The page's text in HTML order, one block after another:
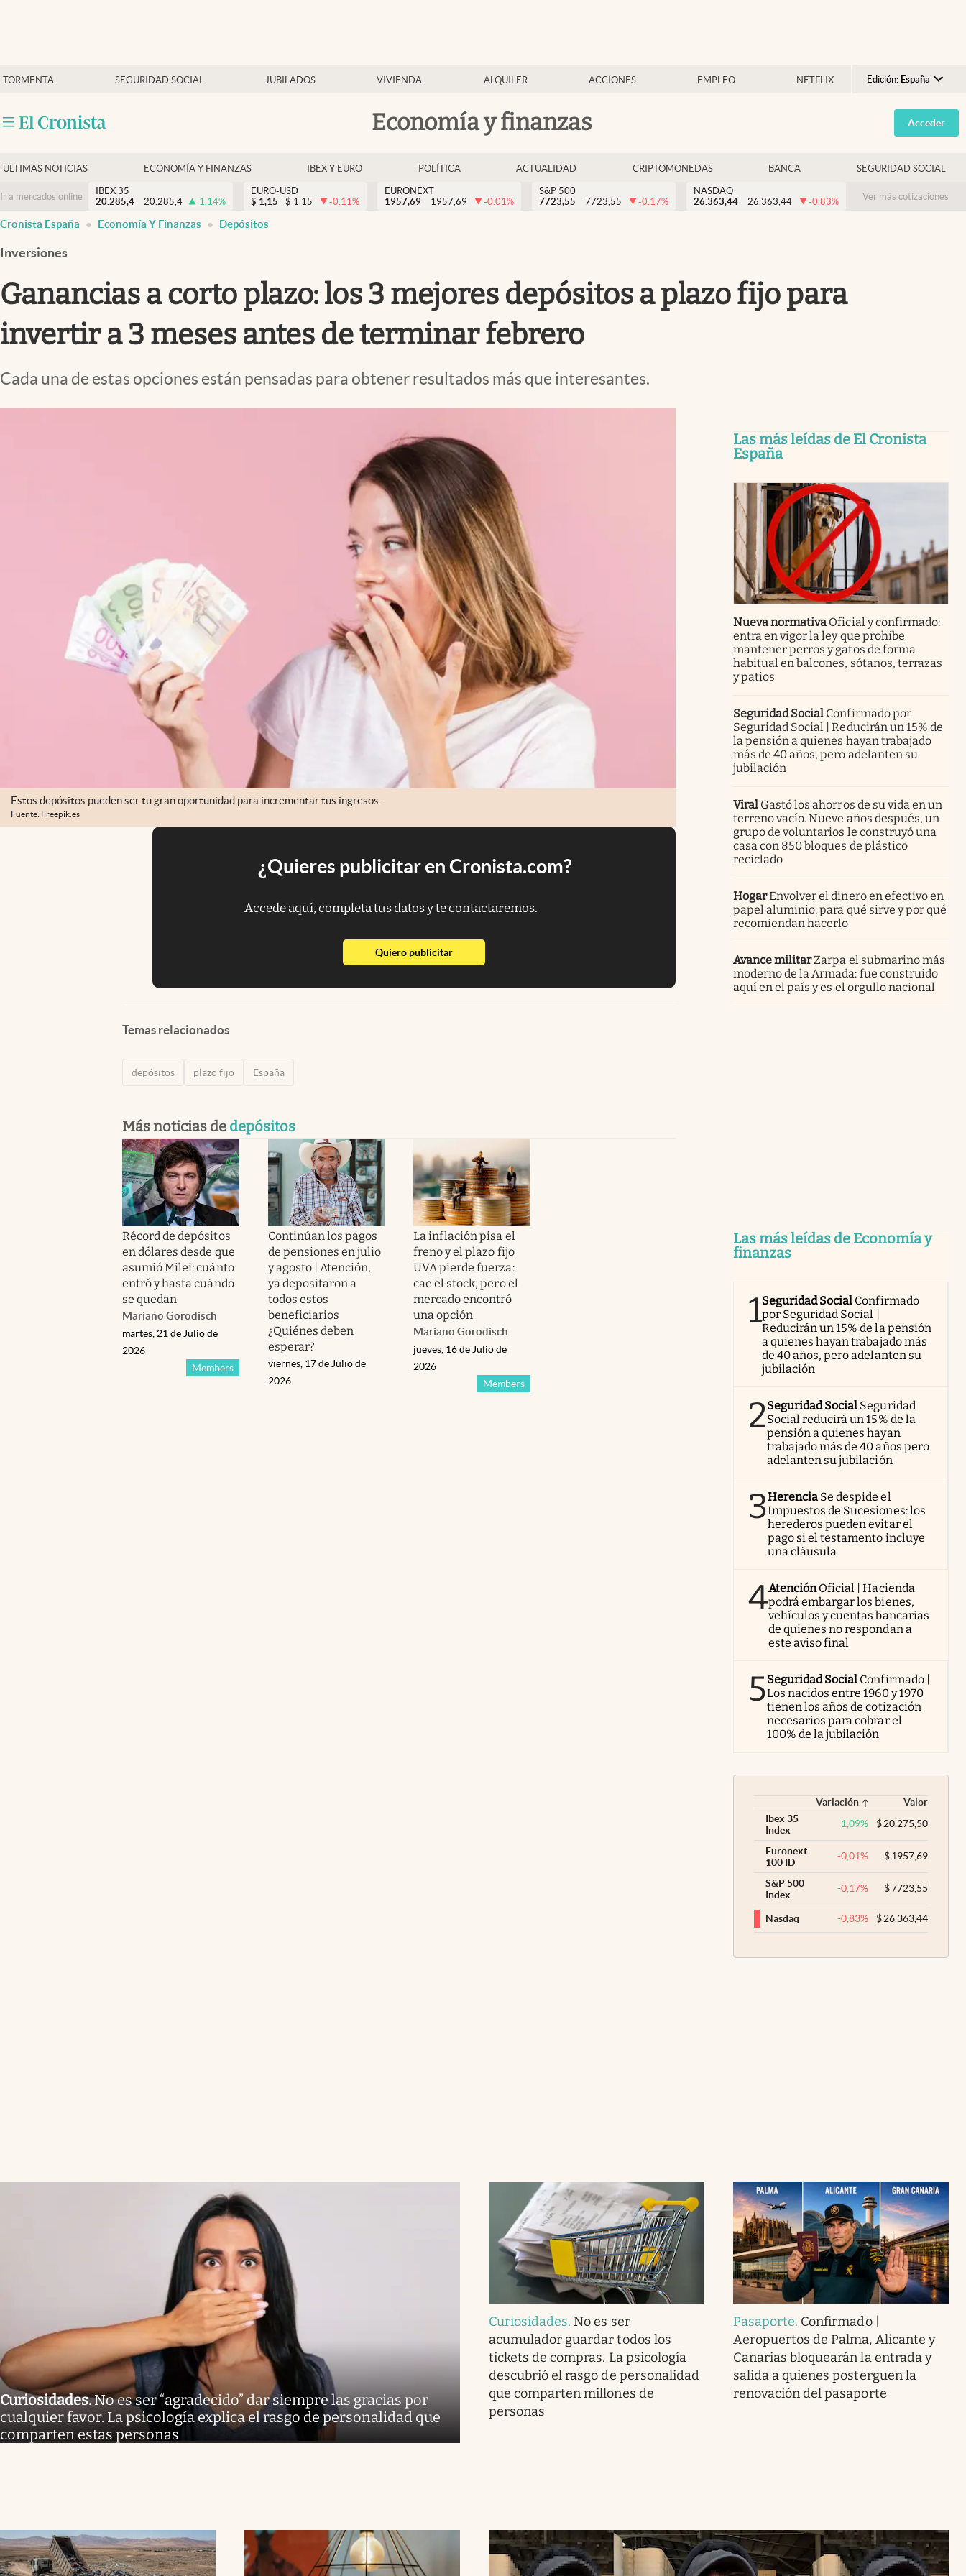
TORMENTA SEGURIDAD SOCIAL JUBILADOS VIVIENDA ALQUILER ACCIONES EMPLEO NETFLIX Edición: España
Argentina
España
USA
Colombia
Economía y finanzas
Economía y finanzas
Criptomonedas
Acceder
ULTIMAS NOTICIAS ECONOMÍA Y FINANZAS IBEX Y EURO POLÍTICA ACTUALIDAD CRIPTOMONEDAS BANCA SEGURIDAD SOCIAL
Ir a mercados online
IBEX 35
20.285,4
20.285,4 1.14%
EURO-USD
$ 1,15 $ 1,15 -0.11%
EURONEXT
1957,69
1957,69 -0.01%
S&P 500
7723,55
7723,55 -0.17%
NASDAQ
26.363,44
26.363,44 -0.83% Ver más cotizaciones
Cronista España Economía Y Finanzas Depósitos
Inversiones
Ganancias a corto plazo: los 3 mejores depósitos a plazo fijo para
invertir a 3 meses antes de terminar febrero
Cada una de estas opciones están pensadas para obtener resultados más que interesantes.
Estos depósitos pueden ser tu gran oportunidad para incrementar tus ingresos.
Fuente: Freepik.es
¿Quieres publicitar en Cronista.com?
Accede aquí, completa tus datos y te contactaremos.
Quiero publicitarabre en nueva pestaña
Temas relacionados
depósitos plazo fijo España
Más noticias de depósitos
Récord de depósitos
en dólares desde que
asumió Milei: cuánto
entró y hasta cuándo
se quedan
Mariano Gorodisch
Members
martes, 21 de Julio de
2026
Continúan los pagos
de pensiones en julio
y agosto | Atención,
ya depositaron a
todos estos
beneficiarios
¿Quiénes deben
esperar?
viernes, 17 de Julio de
2026
La inflación pisa el
freno y el plazo fijo
UVA pierde fuerza:
cae el stock, pero el
mercado encontró
una opción
Mariano Gorodisch
Members
jueves, 16 de Julio de
2026
Las más leídas de El Cronista
España
Nueva normativa Oficial y confirmado:
entra en vigor la ley que prohíbe
mantener perros y gatos de forma
habitual en balcones, sótanos, terrazas
y patios
Seguridad Social Confirmado por
Seguridad Social | Reducirán un 15% de
la pensión a quienes hayan trabajado
más de 40 años, pero adelanten su
jubilación
Viral Gastó los ahorros de su vida en un
terreno vacío. Nueve años después, un
grupo de voluntarios le construyó una
casa con 850 bloques de plástico
reciclado
HogarEnvolver el dinero en efectivo en
papel aluminio: para qué sirve y por qué
recomiendan hacerlo
Avance militarZarpa el submarino más
moderno de la Armada: fue construido
aquí en el país y es el orgullo nacional
Las más leídas de Economía y
finanzas
1Seguridad Social Confirmado
por Seguridad Social |
Reducirán un 15% de la pensión
a quienes hayan trabajado más
de 40 años, pero adelanten su
jubilación
2Seguridad Social Seguridad
Social reducirá un 15% de la
pensión a quienes hayan
trabajado más de 40 años pero
adelanten su jubilación
3Herencia Se despide el
Impuestos de Sucesiones: los
herederos pueden evitar el
pago si el testamento incluye
una cláusula
4AtenciónOficial | Hacienda
podrá embargar los bienes,
vehículos y cuentas bancarias
de quienes no respondan a
este aviso final
5Seguridad Social Confirmado |
Los nacidos entre 1960 y 1970
tienen los años de cotización
necesarios para cobrar el
100% de la jubilación
Variación
Valor
Ibex 35
Index
1,09% $20.275,50
Euronext
100 ID
-0,01% $1957,69
S&P 500
Index
-0,17% $7723,55
Nasdaq -0,83% $26.363,44
Curiosidades.No es ser “agradecido” dar siempre las gracias por
cualquier favor. La psicología explica el rasgo de personalidad que
comparten estas personas
Curiosidades. No es ser
acumulador guardar todos los
tickets de compras. La psicología
descubrió el rasgo de personalidad
que comparten millones de
personas
Pasaporte. Confirmado |
Aeropuertos de Palma, Alicante y
Canarias bloquearán la entrada y
salida a quienes posterguen la
renovación del pasaporte